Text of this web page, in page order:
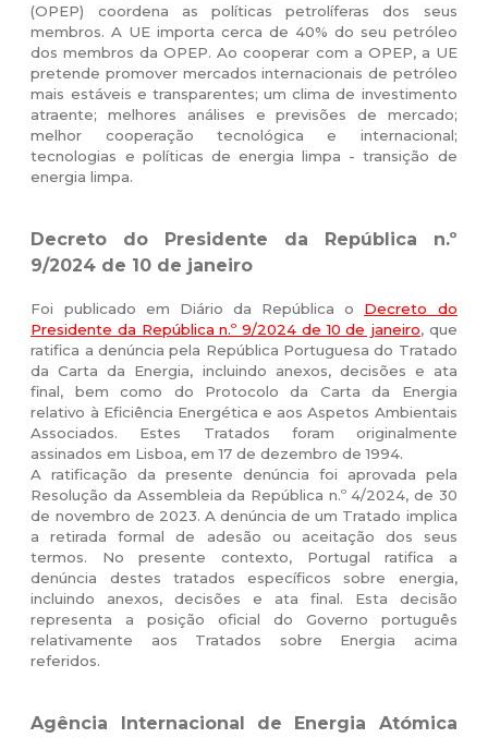
(OPEP) coordena as políticas petrolíferas dos seus
membros. A UE importa cerca de 40% do seu petróleo
dos membros da OPEP. Ao cooperar com a OPEP, a UE
pretende promover mercados internacionais de petróleo
mais estáveis e transparentes; um clima de investimento
atraente; melhores análises e previsões de mercado;
melhor cooperação tecnológica e internacional;
tecnologias e políticas de energia limpa - transição de
energia limpa.
Decreto do Presidente da República n.º
9/2024 de 10 de janeiro
Foi publicado em Diário da República o Decreto do
Presidente da República n.º 9/2024 de 10 de janeiro,que
ratifica a denúncia pela República Portuguesa do Tratado
da Carta da Energia, incluindo anexos, decisões e ata
final, bem como do Protocolo da Carta da Energia
relativo à Eficiência Energética e aos Aspetos Ambientais
Associados. Estes Tratados foram originalmente
assinados em Lisboa, em 17 de dezembro de 1994.
A ratificação da presente denúncia foi aprovada pela
Resolução da Assembleia da República n.º 4/2024, de 30
de novembro de 2023. A denúncia de um Tratado implica
a retirada formal de adesão ou aceitação dos seus
termos. No presente contexto, Portugal ratifica a
denúncia destes tratados específicos sobre energia,
incluindo anexos, decisões e ata final. Esta decisão
representa a posição oficial do Governo português
relativamente aos Tratados sobre Energia acima
referidos.
Agência Internacional de Energia Atómica